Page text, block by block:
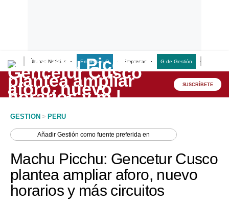
Últimas Noticias Empresas G Empresas G de Gestión
Lo último
Peru Quiosco
Economía
Mercados
SUSCRÍBETE
GESTION > PERU
AñadirGestión como fuente preferida en
Machu Picchu: Gencetur Cusco
plantea ampliar aforo, nuevo
horarios y más circuitos